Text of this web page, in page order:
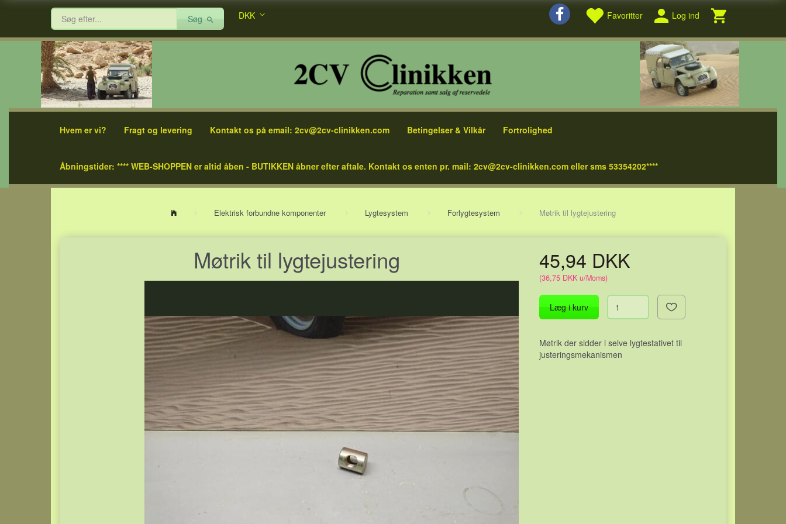
Favoritter Log ind
Søg DKK
Hvem er vi? Fragt og levering Kontakt os på email: 2cv@2cv-clinikken.com Betingelser & Vilkår Fortrolighed
Åbningstider: **** WEB-SHOPPEN er altid åben - BUTIKKEN åbner efter aftale. Kontakt os enten pr. mail: 2cv@2cv-clinikken.com eller sms 53354202****
Elektrisk forbundne komponenter Lygtesystem Forlygtesystem Møtrik til lygtejustering
Møtrik til lygtejustering 45,94 DKK
(36,75 DKK u/Moms)
Læg i kurv
Møtrik der sidder i selve lygtestativet til
justeringsmekanismen